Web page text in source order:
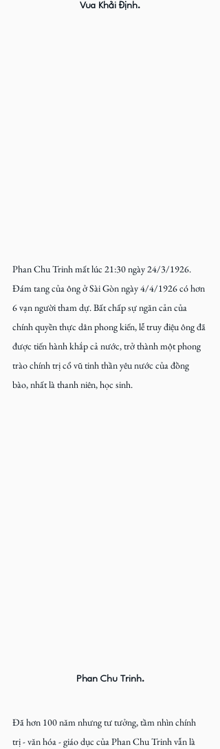
Vua Khải Định.
Phan Chu Trinh mất lúc 21:30 ngày 24/3/1926.
Đám tang của ông ở Sài Gòn ngày 4/4/1926 có hơn
6 vạn người tham dự. Bất chấp sự ngăn cản của
chính quyền thực dân phong kiến, lễ truy điệu ông đã
được tiến hành khắp cả nước, trở thành một phong
trào chính trị cổ vũ tinh thần yêu nước của đồng
bào, nhất là thanh niên, học sinh.
Phan Chu Trinh.
Đã hơn 100 năm nhưng tư tưởng, tầm nhìn chính
trị - văn hóa - giáo dục của Phan Chu Trinh vẫn là